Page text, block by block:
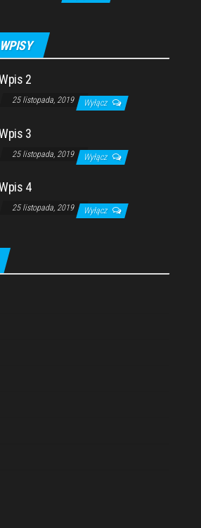
2
25 listopada, 2019 Wyłącz
3
25 listopada, 2019 Wyłącz
4
25 listopada, 2019 Wyłącz